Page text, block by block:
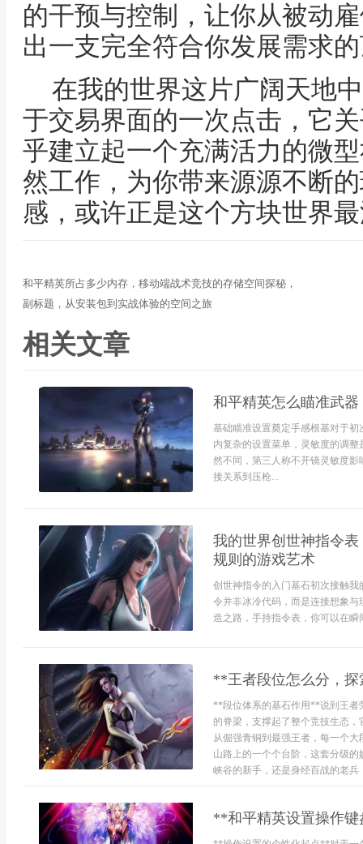
的干预与控制，让你从被动
出一支完全符合你发展需求
在我的世界这片广阔天地
于交易界面的一次点击，它
乎建立起一个充满活力的微
然工作，为你带来源源不断
感，或许正是这个方块世界
和平精英所占多少内存，移动端战术竞技的存储空间探秘，
副标题，从安装包到实战体验的空间之旅
相关文章
和平精英怎么瞄准武
基础瞄准设置奠定手感根基对于
内复杂的设置菜单，灵敏度的调
然不同，第三人称不开镜灵敏度
接关系到压枪...
我的世界创世神指令
规则的游戏艺术
创世神指令的入门基石初次接触
令并非冰冷代码，而是连接想象
造之路，手持指令表，你可以在瞬
**王者段位怎么分，
**段位体系的基石作用**说到王者
的脊梁，支撑起了整个竞技生态
从倔强青铜到最强王者，每一个
山路上的一个个台阶，这套分级
峡谷的新手，还是身经百战的老兵
**和平精英设置操作